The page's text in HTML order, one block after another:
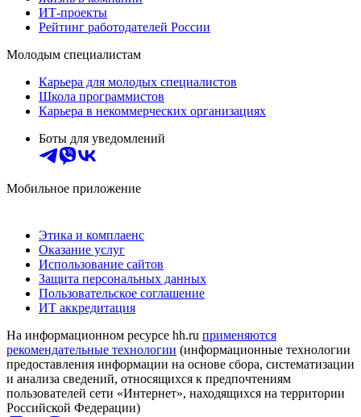
ИТ-проекты
Рейтинг работодателей России
Молодым специалистам
Карьера для молодых специалистов
Школа программистов
Карьера в некоммерческих организациях
Боты для уведомлений
Мобильное приложение
Этика и комплаенс
Оказание услуг
Использование сайтов
Защита персональных данных
Пользовательское соглашение
ИТ аккредитация
На информационном ресурсе hh.ru применяются
рекомендательные технологии (информационные технологии
предоставления информации на основе сбора, систематизации
и анализа сведений, относящихся к предпочтениям
пользователей сети «Интернет», находящихся на территории
Российской Федерации)